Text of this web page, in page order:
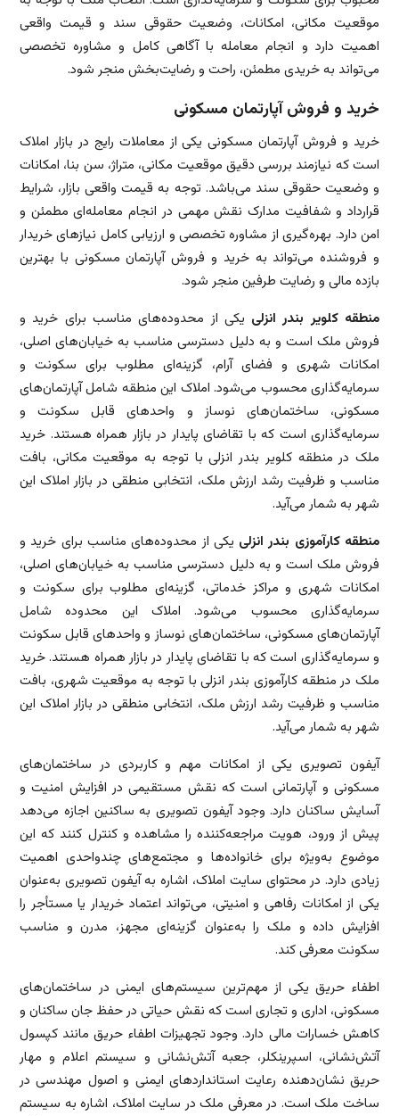
موقعیت مکانی، امکانات، وضعیت حقوقی سند و قیمت واقعی
اهمیت دارد و انجام معامله با آگاهی کامل و مشاوره تخصصی
می‌تواند به خریدی مطمئن، راحت و رضایت‌بخش منجر شود.
خرید و فروش آپارتمان مسکونی
خرید و فروش آپارتمان مسکونی یکی از معاملات رایج در بازار املاک
است که نیازمند بررسی دقیق موقعیت مکانی، متراژ، سن بنا، امکانات
و وضعیت حقوقی سند می‌باشد. توجه به قیمت واقعی بازار، شرایط
قرارداد و شفافیت مدارک نقش مهمی در انجام معامله‌ای مطمئن و
امن دارد. بهره‌گیری از مشاوره تخصصی و ارزیابی کامل نیازهای خریدار
و فروشنده می‌تواند به خرید و فروش آپارتمان مسکونی با بهترین
بازده مالی و رضایت طرفین منجر شود.
منطقه کلویر بندر انزلی یکی از محدوده‌های مناسب برای خرید و
فروش ملک است و به دلیل دسترسی مناسب به خیابان‌های اصلی،
امکانات شهری و فضای آرام، گزینه‌ای مطلوب برای سکونت و
سرمایه‌گذاری محسوب می‌شود. املاک این منطقه شامل آپارتمان‌های
مسکونی، ساختمان‌های نوساز و واحدهای قابل سکونت و
سرمایه‌گذاری است که با تقاضای پایدار در بازار همراه هستند. خرید
ملک در منطقه کلویر بندر انزلی با توجه به موقعیت مکانی، بافت
مناسب و ظرفیت رشد ارزش ملک، انتخابی منطقی در بازار املاک این
شهر به شمار می‌آید.
منطقه کارآموزی بندر انزلی یکی از محدوده‌های مناسب برای خرید و
فروش ملک است و به دلیل دسترسی مناسب به خیابان‌های اصلی،
امکانات شهری و مراکز خدماتی، گزینه‌ای مطلوب برای سکونت و
سرمایه‌گذاری محسوب می‌شود. املاک این محدوده شامل
آپارتمان‌های مسکونی، ساختمان‌های نوساز و واحدهای قابل سکونت
و سرمایه‌گذاری است که با تقاضای پایدار در بازار همراه هستند. خرید
ملک در منطقه کارآموزی بندر انزلی با توجه به موقعیت شهری، بافت
مناسب و ظرفیت رشد ارزش ملک، انتخابی منطقی در بازار املاک این
شهر به شمار می‌آید.
آیفون تصویری یکی از امکانات مهم و کاربردی در ساختمان‌های
مسکونی و آپارتمانی است که نقش مستقیمی در افزایش امنیت و
آسایش ساکنان دارد. وجود آیفون تصویری به ساکنین اجازه می‌دهد
پیش از ورود، هویت مراجعه‌کننده را مشاهده و کنترل کنند که این
موضوع به‌ویژه برای خانواده‌ها و مجتمع‌های چندواحدی اهمیت
زیادی دارد. در محتوای سایت املاک، اشاره به آیفون تصویری به‌عنوان
یکی از امکانات رفاهی و امنیتی، می‌تواند اعتماد خریدار یا مستأجر را
افزایش داده و ملک را به‌عنوان گزینه‌ای مجهز، مدرن و مناسب
سکونت معرفی کند.
اطفاء حریق یکی از مهم‌ترین سیستم‌های ایمنی در ساختمان‌های
مسکونی، اداری و تجاری است که نقش حیاتی در حفظ جان ساکنان و
کاهش خسارات مالی دارد. وجود تجهیزات اطفاء حریق مانند کپسول
آتش‌نشانی، اسپرینکلر، جعبه آتش‌نشانی و سیستم اعلام و مهار
حریق نشان‌دهنده رعایت استانداردهای ایمنی و اصول مهندسی در
ساخت ملک است. در معرفی ملک در سایت املاک، اشاره به سیستم